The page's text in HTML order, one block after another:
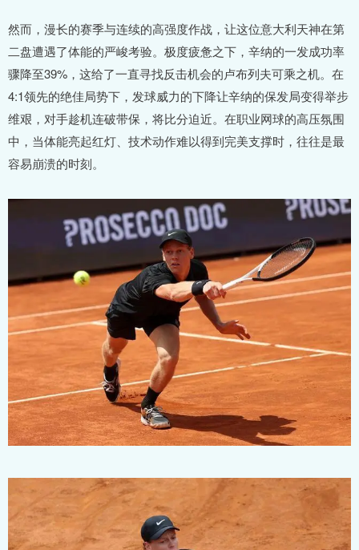
然而，漫长的赛季与连续的高强度作战，让这位意大利天神在第
二盘遭遇了体能的严峻考验。极度疲惫之下，辛纳的一发成功率
骤降至39%，这给了一直寻找反击机会的卢布列夫可乘之机。在
4:1领先的绝佳局势下，发球威力的下降让辛纳的保发局变得举步
维艰，对手趁机连破带保，将比分迫近。在职业网球的高压氛围
中，当体能亮起红灯、技术动作难以得到完美支撑时，往往是最
容易崩溃的时刻。